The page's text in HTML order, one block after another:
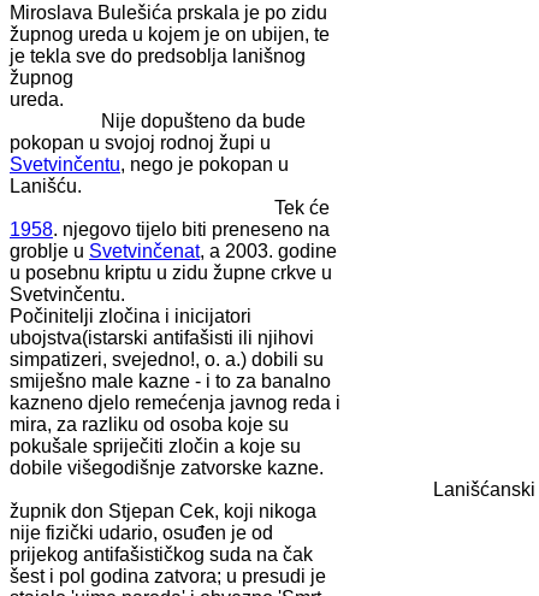
Miroslava Bulešića prskala je po zidu
župnog ureda u kojem je on ubijen, te
je tekla sve do predsoblja lanišnog
župnog
Nije dopušteno da bude
pokopan u svojoj rodnoj župi u
Svetvinčentu, nego je pokopan u
Lanišću.
Tek će
1958. njegovo tijelo biti preneseno na
groblje u Svetvinčenat, a 2003. godine
u posebnu kriptu u zidu župne crkve u
Svetvinčentu.
Počinitelji zločina i inicijatori
ubojstva(istarski antifašisti ili njihovi
simpatizeri, svejedno!, o. a.) dobili su
smiješno male kazne - i to za banalno
kazneno djelo remećenja javnog reda i
mira, za razliku od osoba koje su
pokušale spriječiti zločin a koje su
dobile višegodišnje zatvorske kazne.
Lanišćanski
župnik don Stjepan Cek, koji nikoga
nije fizički udario, osuđen je od
prijekog antifašističkog suda na čak
šest i pol godina zatvora; u presudi je